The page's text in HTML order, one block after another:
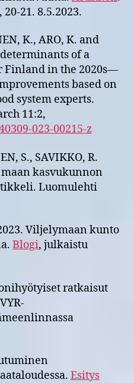
21. 8.5.2023.
K., ARO, K. and
of a
Finland in the 2020s—
based on
system experts.
11:2,
023-00215-z
S., SAVIKKO, R.
kasvukunnon
Luomulehti
Viljelymaan kunto
Blogi, julkaistu
ratkaisut
Esitys